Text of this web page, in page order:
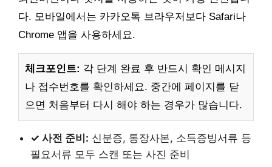
다. 모바일에서는 카카오톡 브라우저보다 Safari나
Chrome 앱을 사용하세요.
체크포인트: 각 단계 완료 후 반드시 확인 메시지
나 접수번호를 확인하세요. 중간에 페이지를 닫
으면 처음부터 다시 해야 하는 경우가 많습니다.
✓ 사전 준비: 신분증, 통장사본, 소득증빙서류 등
필요서류 모두 스캔 또는 사진 준비